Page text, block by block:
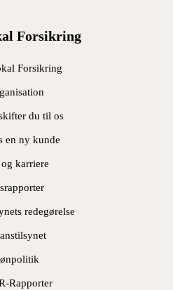
Forsikring
Forsikring
du til os
en ny kunde
karriere
redegørelse
Rapporter